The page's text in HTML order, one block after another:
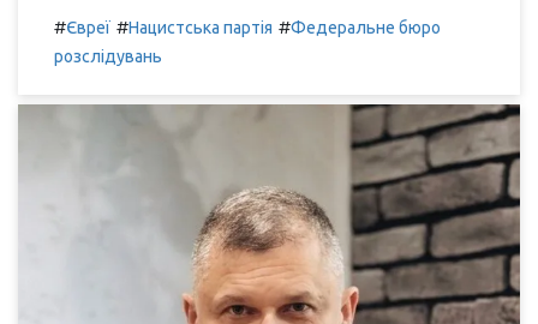
#Євреї #Нацистська партія #Федеральне бюро
розслідувань